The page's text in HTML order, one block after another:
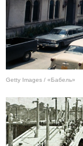
Getty Images / «Бабель»